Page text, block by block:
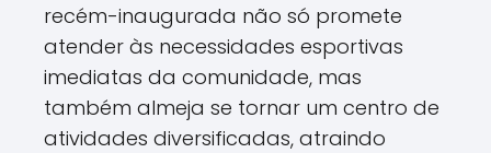
recém-inaugurada não só promete
atender às necessidades esportivas
imediatas da comunidade, mas
também almeja se tornar um centro de
atividades diversificadas, atraindo